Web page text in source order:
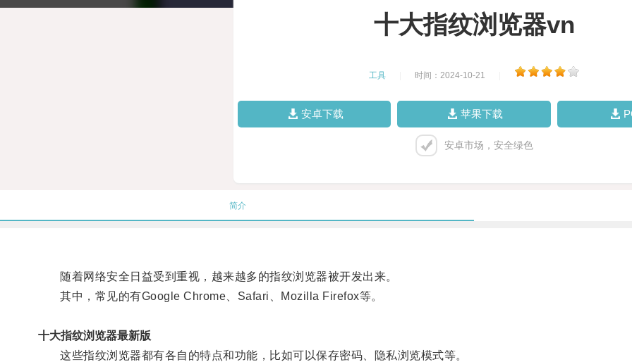
十大指纹浏览器vn
工具 时间：2024-10-21
安卓下载 苹果下载
安卓市场，安全绿色
简介
随着网络安全日益受到重视，越来越多的指纹浏览器被开发出来。
其中，常见的有Google Chrome、Safari、Mozilla Firefox等。
十大指纹浏览器最新版
这些指纹浏览器都有各自的特点和功能，比如可以保存密码、隐私浏览模式等。